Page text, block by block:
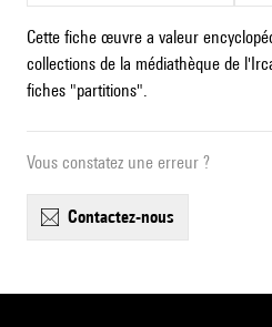
Cette fiche œuvre a valeur
collections de la médiathèque de
fiches "partitions".
Vous constatez une erreur ?
contactez-nous